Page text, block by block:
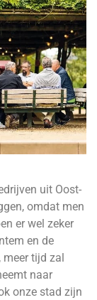
uit Oost-
omdat men
er wel zeker
en de
meer tijd zal
naar
onze stad zijn